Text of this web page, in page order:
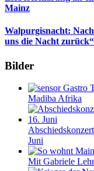
Mainz
Walpurgisnacht:
uns die Nacht zurück“
Bilder
Madiba Afrika
Juni
Mit Gabriele